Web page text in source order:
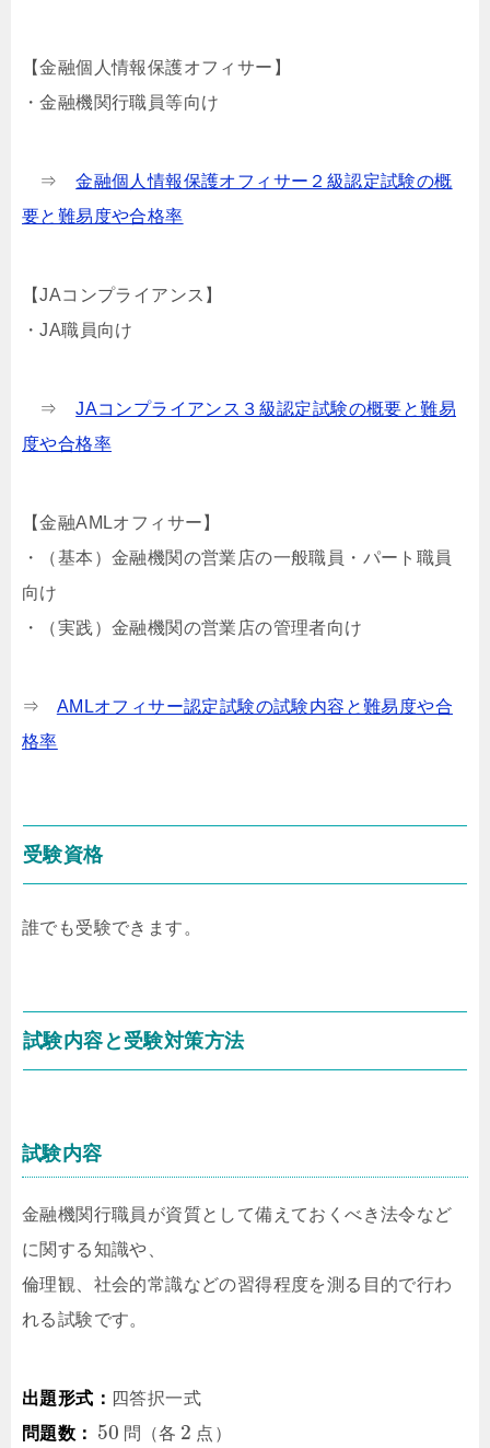
【金融個人情報保護オフィサー】
・金融機関行職員等向け
⇒金融個人情報保護オフィサー２級認定試験の概
要と難易度や合格率
【JAコンプライアンス】
・JA職員向け
⇒JAコンプライアンス３級認定試験の概要と難易
度や合格率
【金融AMLオフィサー】
・（基本）金融機関の営業店の一般職員・パート職員
向け
・（実践）金融機関の営業店の管理者向け
⇒ AMLオフィサー認定試験の試験内容と難易度や合
格率
受験資格
誰でも受験できます。
試験内容と受験対策方法
試験内容
金融機関行職員が資質として備えておくべき法令など
に関する知識や、
倫理観、社会的常識などの習得程度を測る目的で行わ
れる試験です。
出題形式： 四答択一式
問題数：
50 問（各 2 点）